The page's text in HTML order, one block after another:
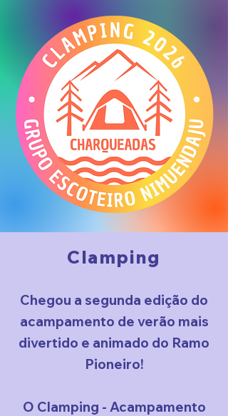
Clamping
​Chegou a segunda edição do
acampamento de verão mais
divertido e animado do Ramo
Pioneiro!
O Clamping - Acampamento